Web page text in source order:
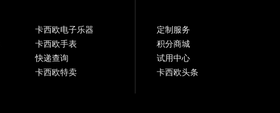
卡西欧电子乐器
卡西欧手表
快递查询
卡西欧特卖
定制服务
积分商城
试用中心
卡西欧头条